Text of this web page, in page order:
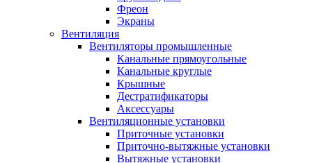
Фреон
Экраны
Вентиляция
Вентиляторы промышленные
Канальные прямоугольные
Канальные круглые
Крышные
Дестратификаторы
Аксессуары
Вентиляционные установки
Приточные установки
Приточно-вытяжные установки
Вытяжные установки